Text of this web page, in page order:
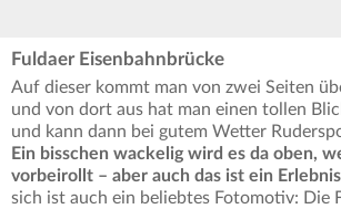
Fuldaer Eisenbahnbrücke
Auf dieser kommt man von zwei Seiten
und von dort aus hat man einen tollen
und kann dann bei gutem Wetter
Ein bisschen wackelig wird es da oben,
vorbeirollt – aber auch das ist ein
sich ist auch ein beliebtes Fotomotiv: Die